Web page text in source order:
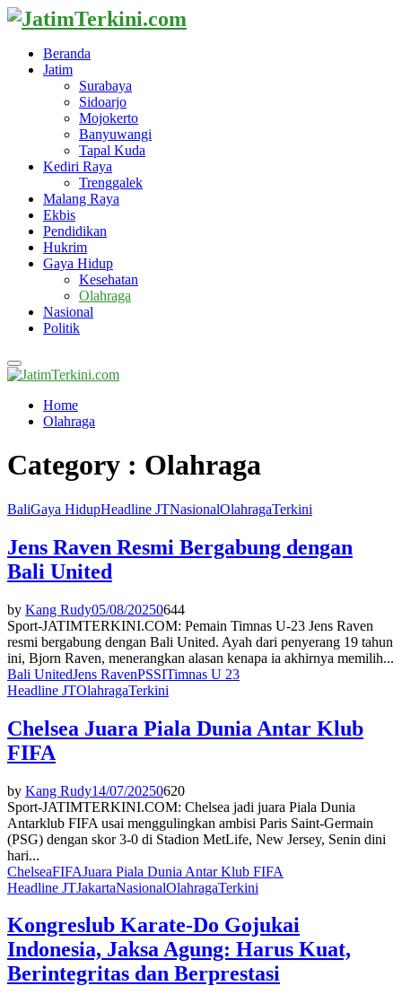
Beranda
Jatim
Surabaya
Sidoarjo
Mojokerto
Banyuwangi
Tapal Kuda
Kediri Raya
Trenggalek
Malang Raya
Ekbis
Pendidikan
Hukrim
Gaya Hidup
Kesehatan
Olahraga
Nasional
Politik
Primary
Menu
Home
Olahraga
Category : Olahraga
BaliGaya HidupHeadline JTNasionalOlahragaTerkini
Jens Raven Resmi Bergabung dengan
Bali United
by Kang Rudy05/08/20250644
Sport-JATIMTERKINI.COM: Pemain Timnas U-23 Jens Raven
resmi bergabung dengan Bali United. Ayah dari penyerang 19 tahun
ini, Bjorn Raven, menerangkan alasan kenapa ia akhirnya memilih...
Bali UnitedJens RavenPSSITimnas U 23
Headline JTOlahragaTerkini
Chelsea Juara Piala Dunia Antar Klub
FIFA
by Kang Rudy14/07/20250620
Sport-JATIMTERKINI.COM: Chelsea jadi juara Piala Dunia
Antarklub FIFA usai menggulingkan ambisi Paris Saint-Germain
(PSG) dengan skor 3-0 di Stadion MetLife, New Jersey, Senin dini
hari...
ChelseaFIFAJuara Piala Dunia Antar Klub FIFA
Headline JTJakartaNasionalOlahragaTerkini
Kongreslub Karate-Do Gojukai
Indonesia, Jaksa Agung: Harus Kuat,
Berintegritas dan Berprestasi